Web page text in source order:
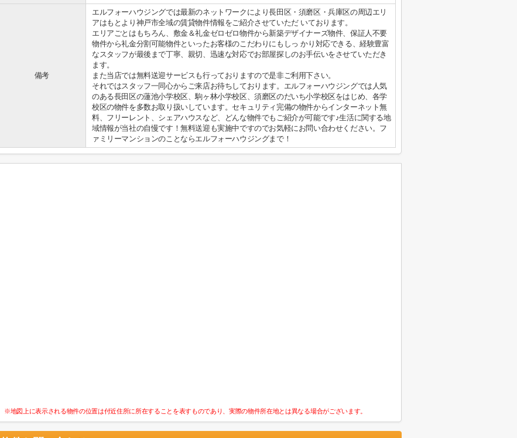
備考
エルフォーハウジングでは最新のネットワークにより長田区・須磨区・兵庫区の周辺エリ
アはもとより神戸市全域の賃貸物件情報をご紹介させていただ いております。
エリアごとはもちろん、敷金＆礼金ゼロゼロ物件から新築デザイナーズ物件、保証人不要
物件から礼金分割可能物件といったお客様のこだわりにもしっ かり対応できる、経験豊富
なスタッフが最後まで丁寧、親切、迅速な対応でお部屋探しのお手伝いをさせていただき
ます。
また当店では無料送迎サービスも行っておりますので是非ご利用下さい。
それではスタッフ一同心からご来店お待ちしております。エルフォーハウジングでは人気
のある長田区の蓮池小学校区、駒ヶ林小学校区、須磨区のだいち小学校区をはじめ、各学
校区の物件を多数お取り扱いしています。セキュリティ完備の物件からインターネット無
料、フリーレント、シェアハウスなど、どんな物件でもご紹介が可能です♪生活に関する地
域情報が当社の自慢です！無料送迎も実施中ですのでお気軽にお問い合わせください。フ
ァミリーマンションのことならエルフォーハウジングまで！
※地図上に表示される物件の位置は付近住所に所在することを表すものであり、実際の物件所在地とは異なる場合がございます。